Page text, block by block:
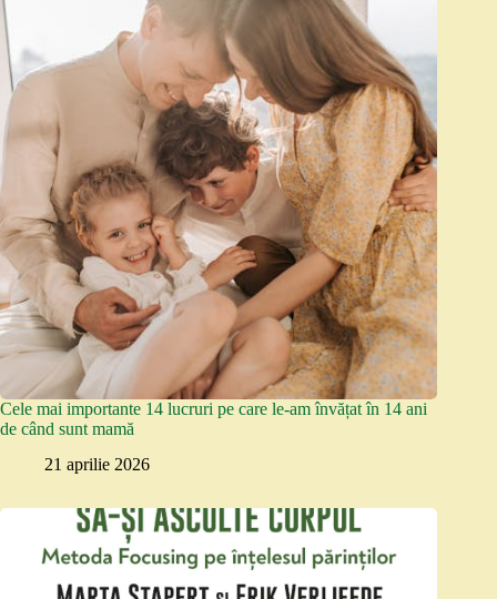
Cele mai importante 14 lucruri pe care le-am învățat în 14 ani
de când sunt mamă
21 aprilie 2026